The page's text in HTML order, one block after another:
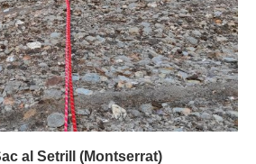
al Setrill (Montserrat)